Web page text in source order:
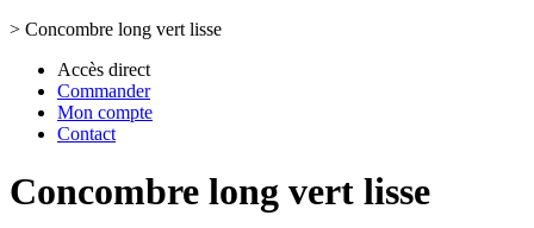
> Concombre long vert lisse
Accès direct
Commander
Mon compte
Contact
Concombre long vert lisse